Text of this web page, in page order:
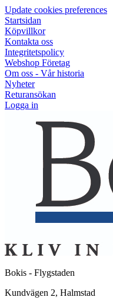
Update cookies preferences
Startsidan
Köpvillkor
Kontakta oss
Integritetspolicy
Webshop Företag
Om oss - Vår historia
Nyheter
Returansökan
Logga in
Bokis - Flygstaden
Kundvägen 2, Halmstad